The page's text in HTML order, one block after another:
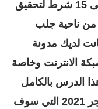
مدونة بلوجر يجب عليك ان تعتمد على 15 شرط لتحقيق
من ناحية جلب
لديك مدونة
الانترنت وخاصة
الدرس بالكامل
مع قسم سلسلة دورة الربح من بلوجر 2021 التي سوف